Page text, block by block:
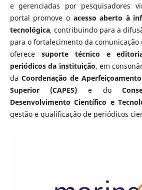
e gerenciadas por pesquisadores
portal promove o acesso aberto à
tecnológica, contribuindo para a
para o fortalecimento da comunicação
oferece suporte técnico e
periódicos da instituição, em
da Coordenação de
Superior (CAPES) e do
Desenvolvimento Científico e
gestão e qualificação de periódicos